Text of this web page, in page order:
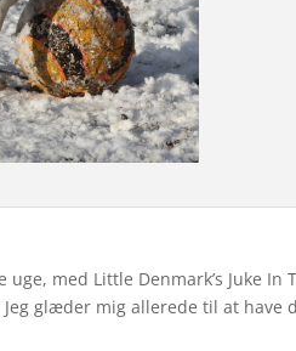
med Little Denmark’s Juke In
glæder mig allerede til at have